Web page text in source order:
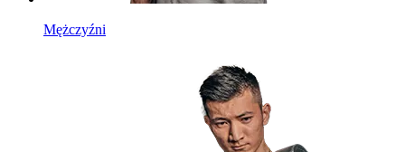
Mężczyźni